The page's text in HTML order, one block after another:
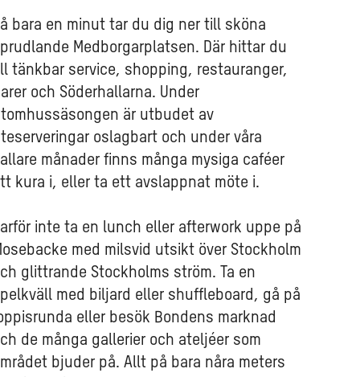
bara en minut tar du dig ner till sköna
Medborgarplatsen. Där hittar du
tänkbar service, shopping, restauranger,
och Söderhallarna. Under
är utbudet av
oslagbart och under våra
månader finns många mysiga caféer
kura i, eller ta ett avslappnat möte i.
inte ta en lunch eller afterwork uppe på
med milsvid utsikt över Stockholm
glittrande Stockholms ström. Ta en
med biljard eller shuffleboard, gå på
eller besök Bondens marknad
de många gallerier och ateljéer som
bjuder på. Allt på bara nåra meters